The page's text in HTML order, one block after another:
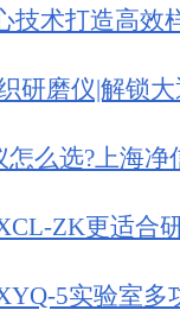
技术打造高效
研磨仪|解锁
么选?上海
ZK更适合
5实验室